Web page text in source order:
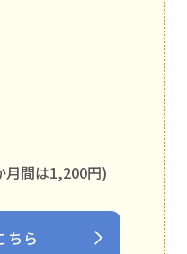
月間は1,200円)
ちら